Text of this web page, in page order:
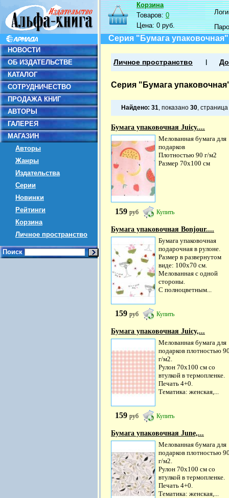
НОВОСТИ
ОБ ИЗДАТЕЛЬСТВЕ
КАТАЛОГ
СОТРУДНИЧЕСТВО
ПРОДАЖА КНИГ
АВТОРЫ
ГАЛЕРЕЯ
МАГАЗИН
Авторы
Жанры
Издательства
Серии
Новинки
Рейтинги
Корзина
Личное пространство
Поиск
Корзина
Товаров:0
Цена:0 руб.
Серия "Бумага упаковочная"
Личное пространство
Серия "Бумага
Найдено: 31, показано 30, страница
Бумага упаковочная Juicy....
Мелованная бумага для
подарков
Плотностью 90 г/м2
Размер 70х100 см
159 руб Купить
Бумага упаковочная Bonjour....
Бумага упаковочная
подарочная в рулоне.
Размер в развернутом
виде: 100х70 см.
Мелованная с одной
стороны.
С полноцветным...
159 руб Купить
Бумага упаковочная Juicy,...
Мелованная бумага для
подарков плотностью
г/м2.
Рулон 70х100 см со
втулкой в термопленке.
Печать 4+0.
Тематика: женская,...
159 руб Купить
Бумага упаковочная June,...
Мелованная бумага для
подарков плотностью
г/м2.
Рулон 70х100 см со
втулкой в термопленке.
Печать 4+0.
Тематика: женская,...